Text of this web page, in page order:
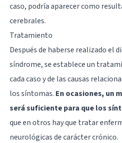
caso, podría aparecer como
cerebrales.
Tratamiento
Después de haberse realizado el
síndrome, se establece un
cada caso y de las causas
los síntomas. En ocasiones, un
será suficiente para que los
que en otros hay que tratar
neurológicas de carácter crónico.